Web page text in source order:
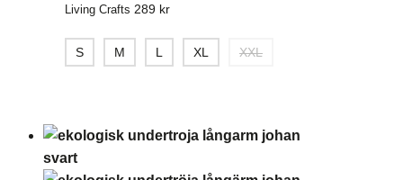
Living Crafts 289 kr
S M L XL XXL